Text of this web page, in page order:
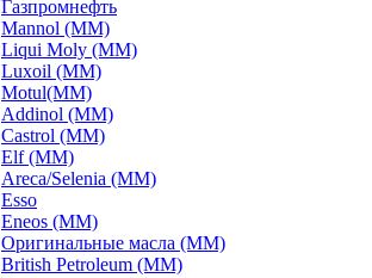
Газпромнефть
Mannol (ММ)
Liqui Moly (ММ)
Luxoil (ММ)
Motul(ММ)
Addinol (ММ)
Castrol (ММ)
Elf (ММ)
Areca/Selenia (ММ)
Esso
Eneos (ММ)
Оригинальные масла (ММ)
British Petroleum (ММ)